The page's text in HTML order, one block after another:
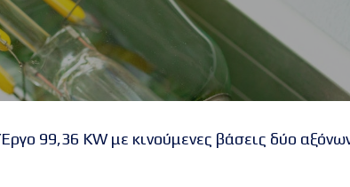
Έργο 99,36 KW με κινούμενες βάσεις δύο